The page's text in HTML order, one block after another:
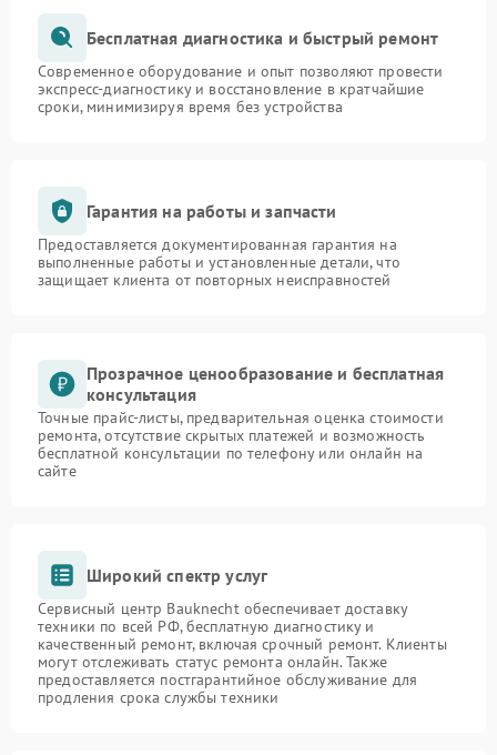
Бесплатная диагностика и быстрый ремонт
Современное оборудование и опыт позволяют провести
экспресс-диагностику и восстановление в кратчайшие
сроки, минимизируя время без устройства
Гарантия на работы и запчасти
Предоставляется документированная гарантия на
выполненные работы и установленные детали, что
защищает клиента от повторных неисправностей
Прозрачное ценообразование и бесплатная
консультация
Точные прайс-листы, предварительная оценка стоимости
ремонта, отсутствие скрытых платежей и возможность
бесплатной консультации по телефону или онлайн на
сайте
Широкий спектр услуг
Сервисный центр Bauknecht обеспечивает доставку
техники по всей РФ, бесплатную диагностику и
качественный ремонт, включая срочный ремонт. Клиенты
могут отслеживать статус ремонта онлайн. Также
предоставляется постгарантийное обслуживание для
продления срока службы техники